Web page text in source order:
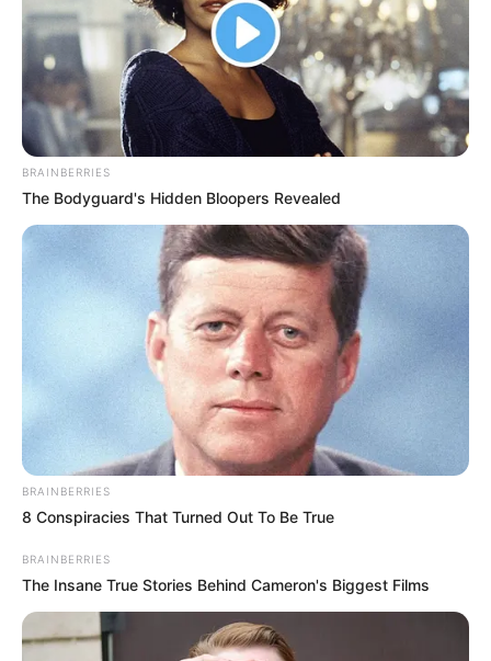
ΔΗΜΟΦΙΛΗ ΑΡΘΡΑ
Μια σημαντική και δίκαιη ανάλυση της
ομιλίας του Πούτιν.. Ο οποίος δεν...
BRAINBERRIES
The Bodyguard's Hidden Bloopers Revealed
BRAINBERRIES
8 Conspiracies That Turned Out To Be True
BRAINBERRIES
The Insane True Stories Behind Cameron's Biggest Films